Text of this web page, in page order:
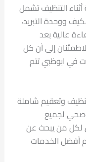
التنظيف تشمل
ووحدة التبريد،
عالية بعد
إلى أن كل
في ابوظبي تتم
وتعقيم شاملة
لجميع
لكل من يبحث عن
أفضل الخدمات